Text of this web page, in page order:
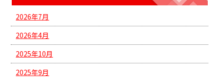
2026年7月
2026年4月
2025年10月
2025年9月